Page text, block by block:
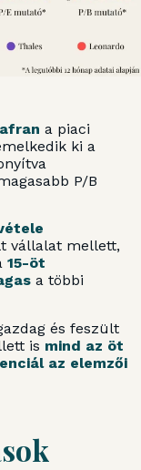
a piaci
ki a
P/B
vállalat mellett,
15-öt
a többi
és feszült
is mind az öt
az elemzői